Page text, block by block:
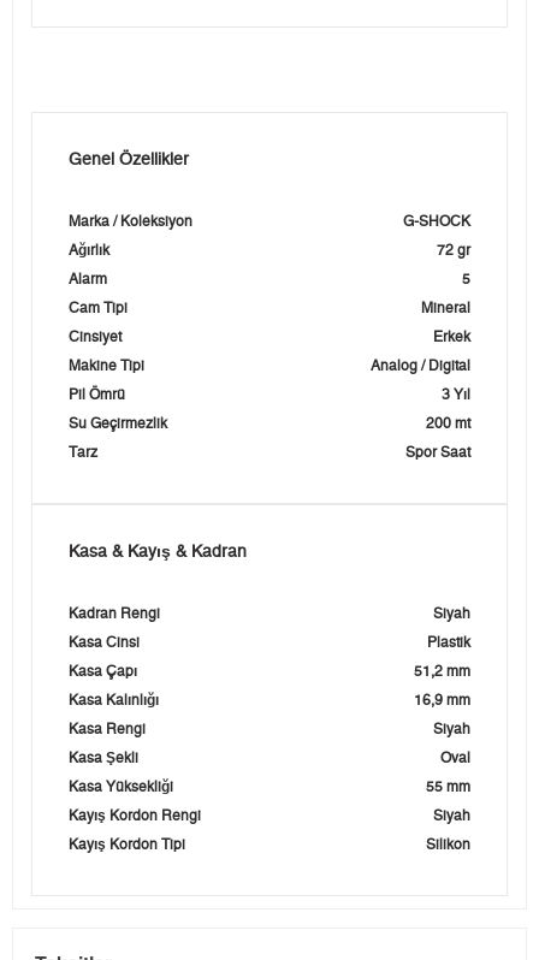
Genel Özellikler
Marka / Koleksiyon
G-SHOCK
Ağırlık
72 gr
Alarm
5
Cam Tipi
Mineral
Cinsiyet
Erkek
Makine Tipi
Analog / Digital
Pil Ömrü
3 Yıl
Su Geçirmezlik
200 mt
Tarz
Spor Saat
Kasa & Kayış & Kadran
Kadran Rengi
Siyah
Kasa Cinsi
Plastik
Kasa Çapı
51,2 mm
Kasa Kalınlığı
16,9 mm
Kasa Rengi
Siyah
Kasa Şekli
Oval
Kasa Yüksekliği
55 mm
Kayış Kordon Rengi
Siyah
Kayış Kordon Tipi
Silikon